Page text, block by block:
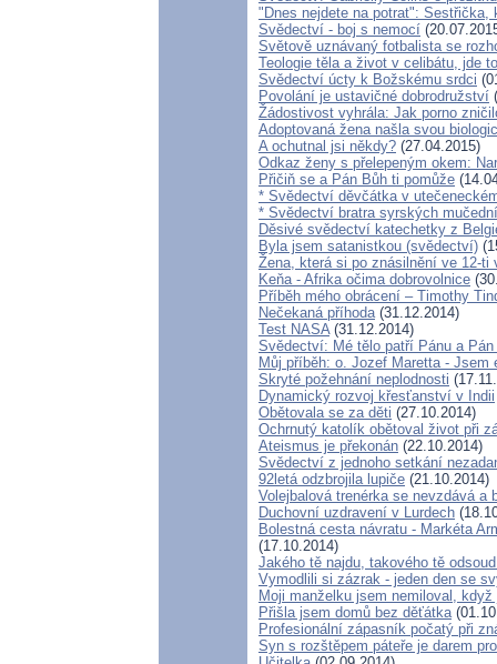
"Dnes nejdete na potrat":
Svědectví - boj s nemocí
Světově uznávaný fotbalista se
Teologie těla a život v celibátu, jde
Svědectví úcty k Božskému srdci
Povolání je ustavičné dobrodružství
Žádostivost vyhrála: Jak porno
Adoptovaná žena našla svou
A ochutnal jsi někdy? (27.04.2015)
Odkaz ženy s přelepeným okem:
Přičiň se a Pán Bůh ti pomůže
* Svědectví děvčátka v
* Svědectví bratra syrských
Děsivé svědectví katechetky z
Byla jsem satanistkou (svědectví)
Žena, která si po znásilnění ve 12-ti
Keňa - Afrika očima dobrovolnice
Příběh mého obrácení – Timothy
Nečekaná příhoda(31.12.2014)
Test NASA(31.12.2014)
Svědectví: Mé tělo patří Pánu a
Můj příběh: o. Jozef Maretta - Jsem
Skryté požehnání neplodnosti
Dynamický rozvoj křesťanství v Indii
Obětovala se za děti (27.10.2014)
Ochrnutý katolík obětoval život při
Ateismus je překonán (22.10.2014)
Svědectví z jednoho setkání
92letá odzbrojila lupiče (21.10.2014)
Volejbalová trenérka se nevzdává a
Duchovní uzdravení v Lurdech
Bolestná cesta návratu - Markéta
(17.10.2014)
Jakého tě najdu, takového tě
Vymodlili si zázrak - jeden den se
Moji manželku jsem nemiloval,
Přišla jsem domů bez děťátka
Profesionální zápasník počatý při
Syn s rozštěpem páteře je darem